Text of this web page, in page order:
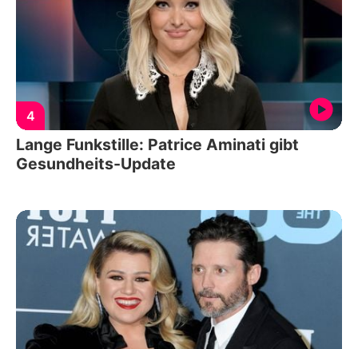
4
Lange Funkstille: Patrice Aminati gibt
Gesundheits-Update